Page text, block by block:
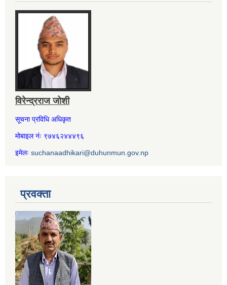
विरेन्द्रराज जोशी
सूचना प्रविधि अधिकृत
मोबाइल नंः ९७४६२४४४९६
इमेलः suchanaadhikari@duhunmun.gov.np
प्रवक्ता